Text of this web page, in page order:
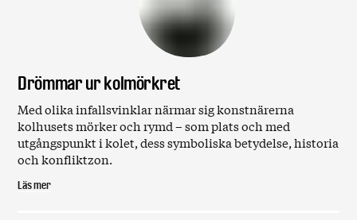
Drömmar ur kolmörkret
Med olika infallsvinklar närmar sig konstnärerna
kolhusets mörker och rymd – som plats och med
utgångspunkt i kolet, dess symboliska betydelse, historia
och konfliktzon.
Läs mer